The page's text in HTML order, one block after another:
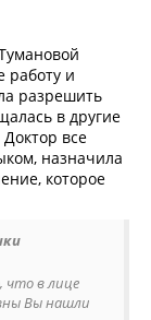
работу и
разрешить
в другие
все
назначила
которое
что в лице
Вы нашли